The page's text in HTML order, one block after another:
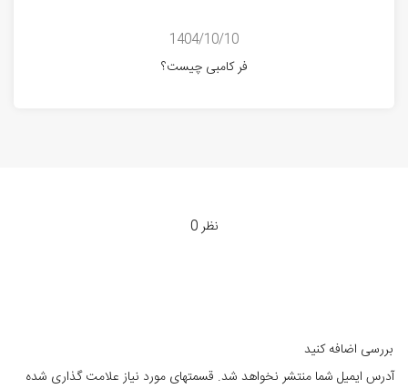
1404/10/10
فر کامبی چیست؟
0 نظر
بررسی اضافه کنید
آدرس ایمیل شما منتشر نخواهد شد. قسمتهای مورد نیاز علامت گذاری شده